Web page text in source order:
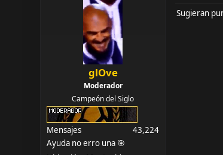
glOve
Moderador
Campeón del Siglo
Mensajes
43,224
Ayuda no erro una 🎯
Sugieran